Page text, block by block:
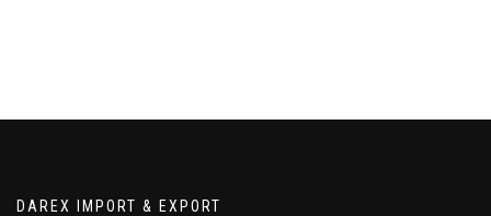
DAREX IMPORT & EXPORT